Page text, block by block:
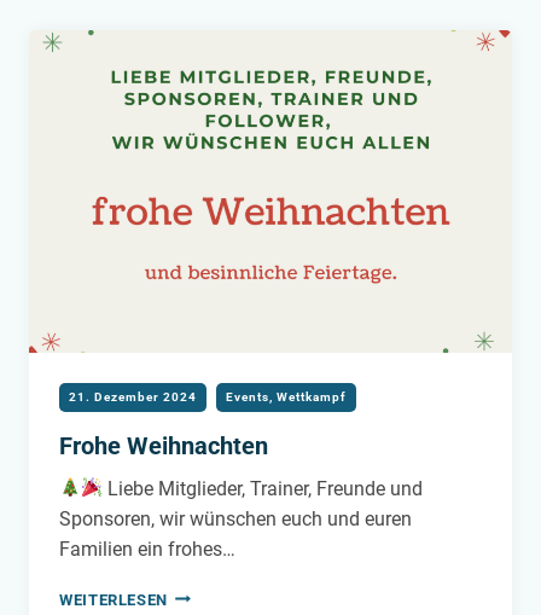
2X
LANDESLIGA
Frohe Weihnachten
21. Dezember 2024 Events Wettkampf
Liebe Mitglieder, Trainer, Freunde und
Sponsoren, wir wünschen euch und euren
Familien ein frohes…
WEITERLESEN FROHE